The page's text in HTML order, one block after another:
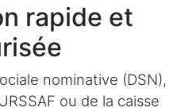
rapide et
nominative (DSN),
ou de la caisse